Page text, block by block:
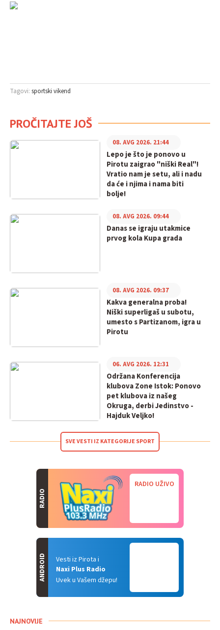
Tagovi: sportski vikend
PROČITAJTE JOŠ
Lepo je što je ponovo u
Pirotu zaigrao "niški Real"!
Vratio nam je setu, ali i nadu
da će i njima i nama biti
bolje!
08. AVG 2026. 21:44
Danas se igraju utakmice
prvog kola Kupa grada
08. AVG 2026. 09:44
Kakva generalna proba!
Niški superligaš u subotu,
umesto s Partizanom, igra u
Pirotu
08. AVG 2026. 09:37
Održana Konferencija
klubova Zone Istok: Ponovo
pet klubova iz našeg
Okruga, derbi Jedinstvo -
Hajduk Veljko!
06. AVG 2026. 12:31
SVE VESTI IZ KATEGORIJE SPORT
RADIO
RADIO UŽIVO
Vesti iz Pirota i
Naxi Plus Radio
Uvek u Vašem džepu!
ANDROID
NAJNOVIJE